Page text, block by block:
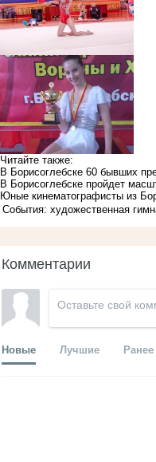
Читайте также:
В Борисоглебске 60 бывших
В Борисоглебске пройдет
Юные кинематографисты из
События: художественная
Комментарии
Новые Лучшие Ранее